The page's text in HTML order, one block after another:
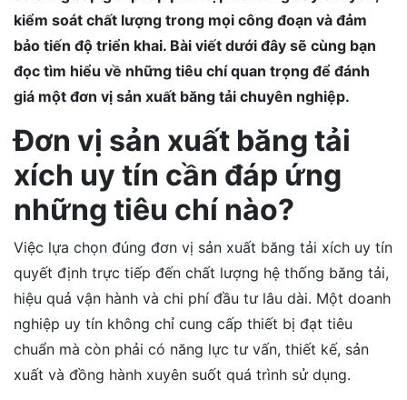
kiểm soát chất lượng trong mọi công đoạn và đảm
bảo tiến độ triển khai. Bài viết dưới đây sẽ cùng bạn
đọc tìm hiểu về những tiêu chí quan trọng để đánh
giá một đơn vị sản xuất băng tải chuyên nghiệp.
Đơn vị sản xuất băng tải
xích uy tín cần đáp ứng
những tiêu chí nào?
Việc lựa chọn đúng đơn vị sản xuất băng tải xích uy tín
quyết định trực tiếp đến chất lượng hệ thống băng tải,
hiệu quả vận hành và chi phí đầu tư lâu dài. Một doanh
nghiệp uy tín không chỉ cung cấp thiết bị đạt tiêu
chuẩn mà còn phải có năng lực tư vấn, thiết kế, sản
xuất và đồng hành xuyên suốt quá trình sử dụng.